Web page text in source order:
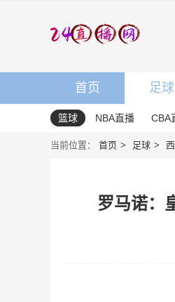
首页 足球
篮球 NBA直播 CBA
当前位置： 首页 足球
罗马诺：